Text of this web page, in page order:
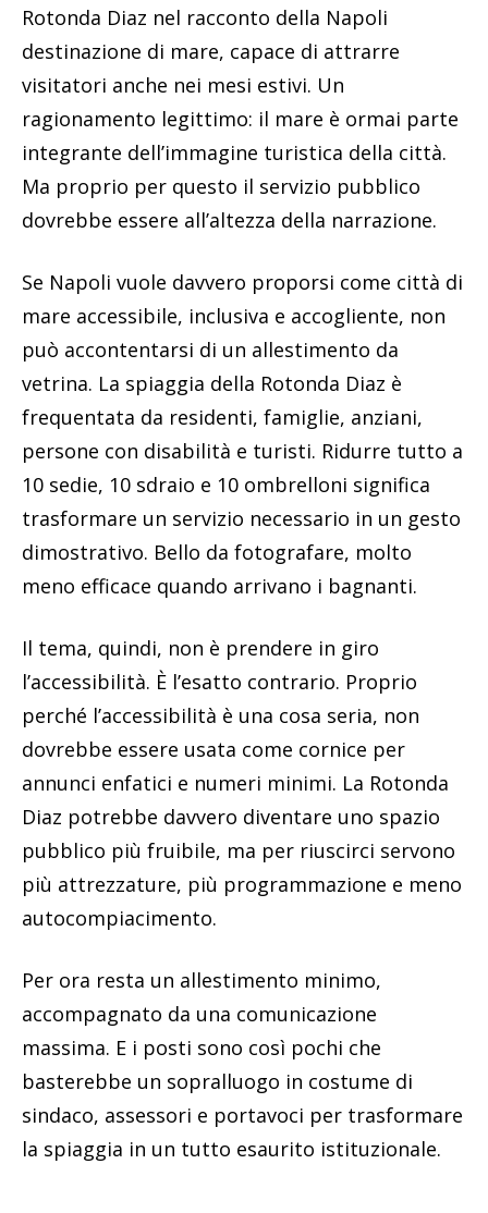
Rotonda Diaz nel racconto della Napoli
destinazione di mare, capace di attrarre
visitatori anche nei mesi estivi. Un
ragionamento legittimo: il mare è ormai parte
integrante dell’immagine turistica della città.
Ma proprio per questo il servizio pubblico
dovrebbe essere all’altezza della narrazione.
Se Napoli vuole davvero proporsi come città di
mare accessibile, inclusiva e accogliente, non
può accontentarsi di un allestimento da
vetrina. La spiaggia della Rotonda Diaz è
frequentata da residenti, famiglie, anziani,
persone con disabilità e turisti. Ridurre tutto a
10 sedie, 10 sdraio e 10 ombrelloni significa
trasformare un servizio necessario in un gesto
dimostrativo. Bello da fotografare, molto
meno efficace quando arrivano i bagnanti.
Il tema, quindi, non è prendere in giro
l’accessibilità. È l’esatto contrario. Proprio
perché l’accessibilità è una cosa seria, non
dovrebbe essere usata come cornice per
annunci enfatici e numeri minimi. La Rotonda
Diaz potrebbe davvero diventare uno spazio
pubblico più fruibile, ma per riuscirci servono
più attrezzature, più programmazione e meno
autocompiacimento.
Per ora resta un allestimento minimo,
accompagnato da una comunicazione
massima. E i posti sono così pochi che
basterebbe un sopralluogo in costume di
sindaco, assessori e portavoci per trasformare
la spiaggia in un tutto esaurito istituzionale.